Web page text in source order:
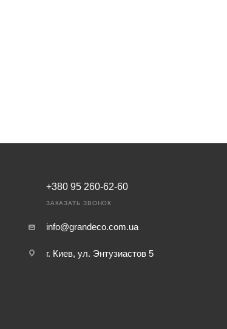
+380 95 260-62-60
ЗАКАЗАТЬ ЗВОНОК
info@grandeco.com.ua
г. Киев, ул. Энтузиастов 5